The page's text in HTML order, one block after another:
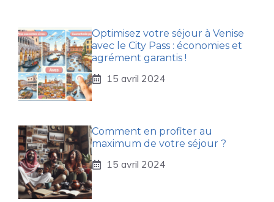
Optimisez votre séjour à Venise
avec le City Pass : économies et
agrément garantis !
15 avril 2024
Comment en profiter au
maximum de votre séjour ?
15 avril 2024